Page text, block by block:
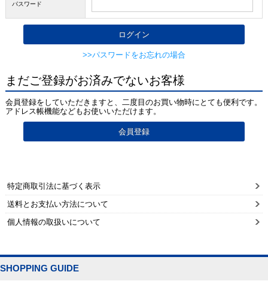
パスワード
>>パスワードをお忘れの場合
まだご登録がお済みでないお客様
会員登録をしていただきますと、二度目のお買い物時にとても便利です。
アドレス帳機能などもお使いいただけます。
特定商取引法に基づく表示
送料とお支払い方法について
個人情報の取扱いについて
SHOPPING GUIDE